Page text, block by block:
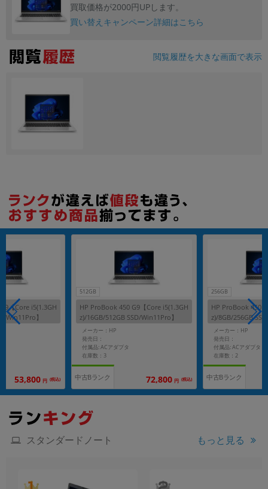
買取価格が2000円UPします。
買い替えキャンペーン詳細はこちら
閲覧履歴を大きな画面で表示
【Core i5(1.3GH
Win11Pro】
53,800 円 (税込)
512GB
HP ProBook 450 G9【Core i5(1.3GH
z)/16GB/512GB SSD/Win11Pro】
メーカー：HP
発売日：
付属品: ACアダプタ
在庫数：3
中古Bランク 72,800 円 (税込)
256GB
HP ProBook 450
z)/8GB/256GB
メーカー：HP
発売日：
付属品: ACアダプタ
在庫数：2
中古Bランク
スタンダードノート もっと見る